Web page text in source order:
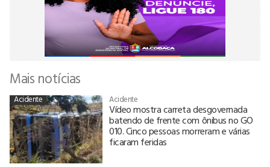
Mais notícias
Acidente Acidente
Vídeo mostra carreta desgovernada
batendo de frente com ônibus no GO
010. Cinco pessoas morreram e várias
ficaram feridas